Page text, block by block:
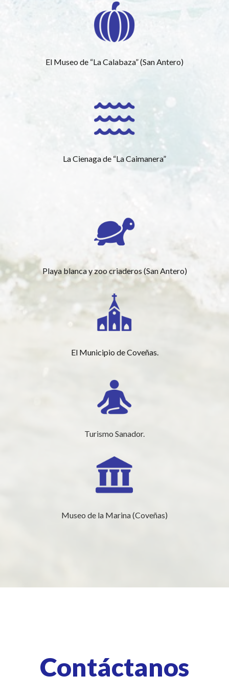
El Museo de “La Calabaza” (San Antero)
La Cienaga de “La Caimanera”
Playa blanca y zoo criaderos (San Antero)
El Municipio de Coveñas.
Turismo Sanador.
Museo de la Marina (Coveñas)
Contáctanos